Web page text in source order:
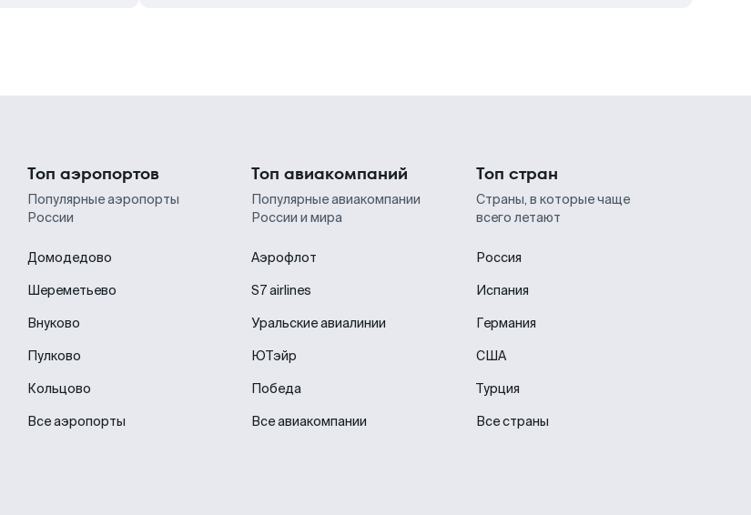
Топ аэропортов
Популярные аэропорты
России
Домодедово
Шереметьево
Внуково
Пулково
Кольцово
Все аэропорты
Топ авиакомпаний
Популярные авиакомпании
России и мира
Аэрофлот
S7 airlines
Уральские авиалинии
ЮТэйр
Победа
Все авиакомпании
Топ стран
Страны, в которые чаще
всего летают
Россия
Испания
Германия
США
Турция
Все страны